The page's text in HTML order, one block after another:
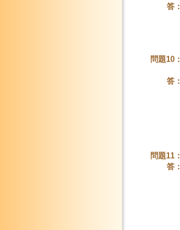
答：
問題10：
答：
問題11：
答：